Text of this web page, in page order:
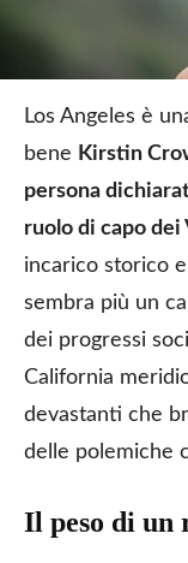
Los Angeles è
bene Kirstin
persona
ruolo di capo dei
incarico storico
sembra più un
dei progressi
California
devastanti che
delle polemiche
Il peso di un